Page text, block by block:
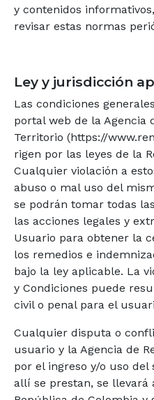
y contenidos
revisar estas normas
Ley y jurisdicción
Las condiciones
portal web de la Agencia
Territorio (https://
rigen por las leyes de la
Cualquier violación a
abuso o mal uso del
se podrán tomar todas
las acciones legales y
Usuario para obtener la
los remedios e
bajo la ley aplicable. La
y Condiciones puede
civil o penal para el
Cualquier disputa o
usuario y la Agencia de
por el ingreso y/o uso del
allí se prestan, se llevará